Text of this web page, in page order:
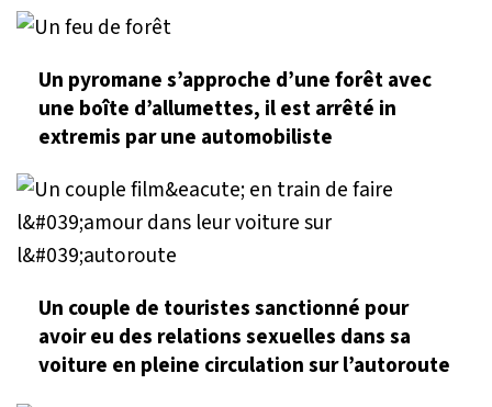
Un pyromane s’approche d’une forêt avec
une boîte d’allumettes, il est arrêté in
extremis par une automobiliste
Un couple de touristes sanctionné pour
avoir eu des relations sexuelles dans sa
voiture en pleine circulation sur l’autoroute